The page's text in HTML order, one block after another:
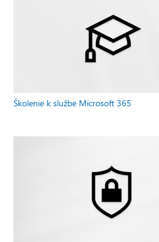
Školenie k službe Microsoft 365